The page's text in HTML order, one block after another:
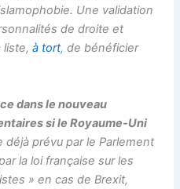
Une validation
de droite et
liste,à tort, de bénéficier
dans le nouveau
si le Royaume-Uni
déjà prévu par le Parlement
la loi française sur les
» en cas de Brexit,